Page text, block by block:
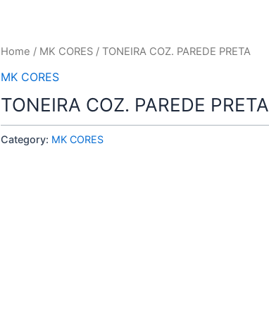
Home / MK CORES / TONEIRA COZ. PAREDE PRETA
MK CORES
TONEIRA COZ. PAREDE PRETA
Category: MK CORES